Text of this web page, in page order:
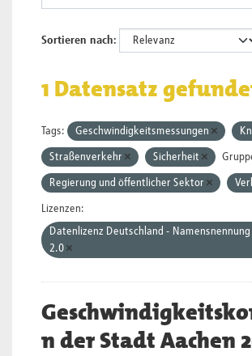
Sortieren nach
1 Datensatz
Tags: Geschwindigkeitsmessungen
Straßenverkehr Sicherheit
Regierung und öffentlicher Sektor
Lizenzen:
Datenlizenz Deutschland - Namensnennung
2.0
n der Stadt Aachen